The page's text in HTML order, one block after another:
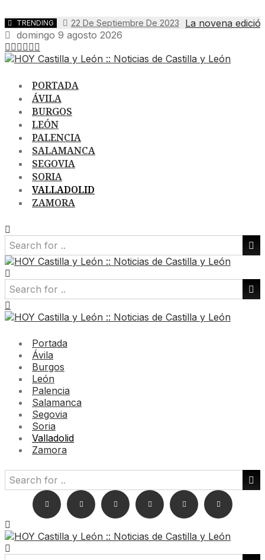
TRENDING 22 De Septiembre De 2023
La novena
domingo 9 agosto 2026
PORTADA
ÁVILA
BURGOS
LEÓN
PALENCIA
SALAMANCA
SEGOVIA
SORIA
VALLADOLID
ZAMORA
Portada
Ávila
Burgos
León
Palencia
Salamanca
Segovia
Soria
Valladolid
Zamora